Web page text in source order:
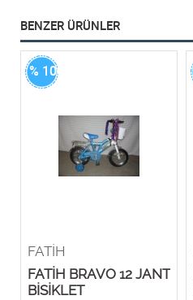
BENZER ÜRÜNLER
% 100
FATİH
FATİH BRAVO 12 JANT
BİSİKLET